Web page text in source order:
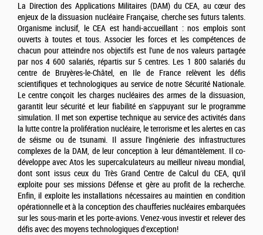
La Direction des Applications Militaires (DAM) du CEA, au cœur des
enjeux de la dissuasion nucléaire Française, cherche ses futurs talents.
Organisme inclusif, le CEA est handi-accueillant : nos emplois sont
ouverts à toutes et tous. Associer les forces et les compétences de
chacun pour atteindre nos objectifs est l'une de nos valeurs partagée
par nos 4 600 salariés, répartis sur 5 centres. Les 1 800 salariés du
centre de Bruyères-le-Châtel, en Ile de France relèvent les défis
scientifiques et technologiques au service de notre Sécurité Nationale.
Le centre conçoit les charges nucléaires des armes de la dissuasion,
garantit leur sécurité et leur fiabilité en s'appuyant sur le programme
simulation. Il met son expertise technique au service des activités dans
la lutte contre la prolifération nucléaire, le terrorisme et les alertes en cas
de séisme ou de tsunami. Il assure l'ingénierie des infrastructures
complexes de la DAM, de leur conception à leur démantèlement. Il co-
développe avec Atos les supercalculateurs au meilleur niveau mondial,
dont sont issus ceux du Très Grand Centre de Calcul du CEA, qu'il
exploite pour ses missions Défense et gère au profit de la recherche.
Enfin, il exploite les installations nécessaires au maintien en condition
opérationnelle et à la conception des chaufferies nucléaires embarquées
sur les sous-marin et les porte-avions. Venez-vous investir et relever des
défis avec des moyens technologiques d'exception!